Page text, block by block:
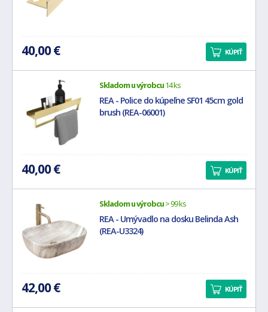
40,00 € KÚPIŤ
Skladom u výrobcu14 ks
REA - Police do kúpeľne SF01 45cm gold
brush (REA-06001)
40,00 € KÚPIŤ
Skladom u výrobcu> 99 ks
REA - Umývadlo na dosku Belinda Ash
(REA-U3324)
42,00 € KÚPIŤ